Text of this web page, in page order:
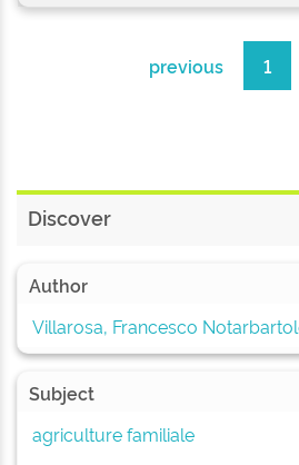
previous 1
Discover
Author
Villarosa, Francesco
Subject
agriculture familiale